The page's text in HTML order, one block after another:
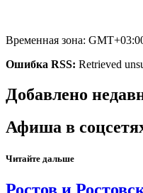
Временная зона:
Ошибка RSS: Retrieved
Добавлено
Афиша в
Читайте дальше